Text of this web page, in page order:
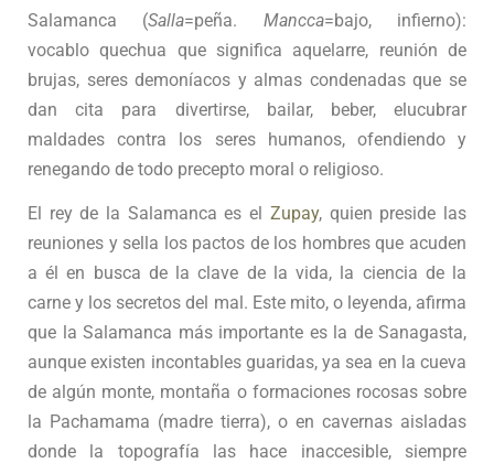
Salamanca (Salla=peña. Mancca=bajo, infierno):
vocablo quechua que significa aquelarre, reunión de
brujas, seres demoníacos y almas condenadas que se
dan cita para divertirse, bailar, beber, elucubrar
maldades contra los seres humanos, ofendiendo y
renegando de todo precepto moral o religioso.
El rey de la Salamanca es el Zupay, quien preside las
reuniones y sella los pactos de los hombres que acuden
a él en busca de la clave de la vida, la ciencia de la
carne y los secretos del mal. Este mito, o leyenda, afirma
que la Salamanca más importante es la de Sanagasta,
aunque existen incontables guaridas, ya sea en la cueva
de algún monte, montaña o formaciones rocosas sobre
la Pachamama (madre tierra), o en cavernas aisladas
donde la topografía las hace inaccesible, siempre